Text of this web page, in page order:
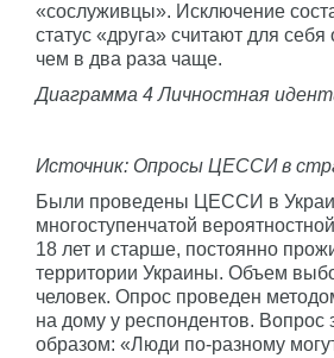
«сослуживцы». Исключение
статус «друга» считают для
чем в два раза чаще.
Диаграмма 4 Личностная
Источник: Опросы ЦЕССИ в
Были проведены ЦЕССИ в
многоступенчатой
18 лет и старше, постоянно
территории Украины. Объем
человек. Опрос проведен
на дому у респондентов.
образом: «Люди по-разному